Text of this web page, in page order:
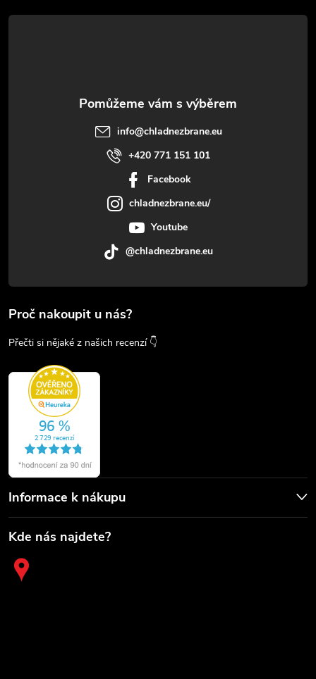
info@chladnezbrane.eu
+420 771 151 101
Facebook
chladnezbrane.eu/
Youtube
@chladnezbrane.eu
Proč nakoupit u nás?
Přečti si nějaké z našich recenzí 👇
Informace k nákupu
Kde nás najdete?